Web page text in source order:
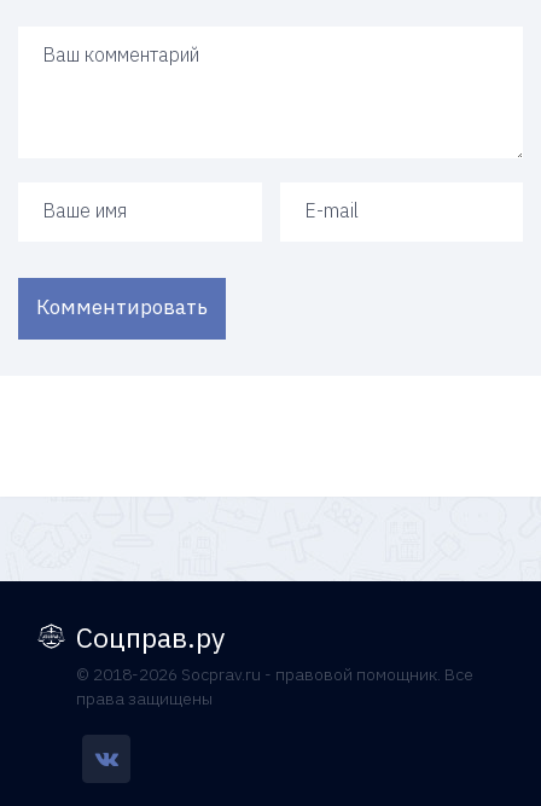
Комментировать
Соцправ.ру
© 2018-2026 Socprav.ru - правовой помощник. Все
права защищены